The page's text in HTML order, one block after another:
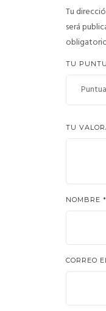
Tu
será
TU
TU
NOMBRE *
CORREO